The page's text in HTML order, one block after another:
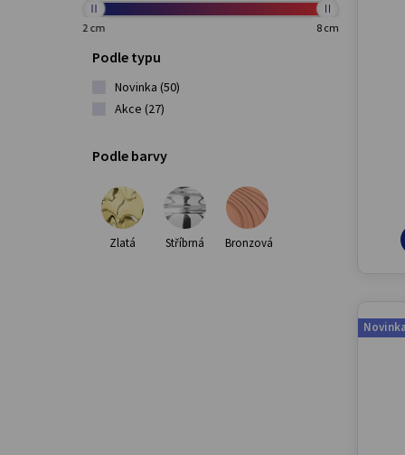
2 cm 8 cm
Podle typu
Novinka (50)
Akce (27)
Podle barvy
Zlatá Stříbrná Bronzová